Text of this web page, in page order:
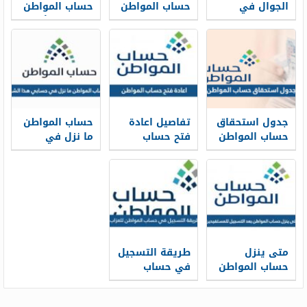
الجوال في
حساب المواطن
بالخطوات 1448
حساب المواطن
في بنك
الراجحي 1448
حساب المواطن
في بنك الأهلي
1448
جدول استحقاق
حساب المواطن
1448 pdf
تفاصيل اعادة
فتح حساب
المواطن
للسعوديين بعد
الأمر الملكي
1448
حساب المواطن
ما نزل في
حسابي هذا
متى ينزل
حساب المواطن
بعد التسجيل
طريقة التسجيل
في حساب
المواطن للعزاب